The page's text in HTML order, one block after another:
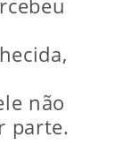
não
parte.